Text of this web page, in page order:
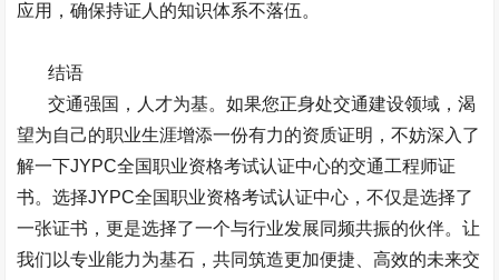
应用，确保持证人的知识体系不落伍。
结语
交通强国，人才为基。如果您正身处交通建设领域，渴
望为自己的职业生涯增添一份有力的资质证明，不妨深入了
解一下JYPC全国职业资格考试认证中心的交通工程师证
书。选择JYPC全国职业资格考试认证中心，不仅是选择了
一张证书，更是选择了一个与行业发展同频共振的伙伴。让
我们以专业能力为基石，共同筑造更加便捷、高效的未来交